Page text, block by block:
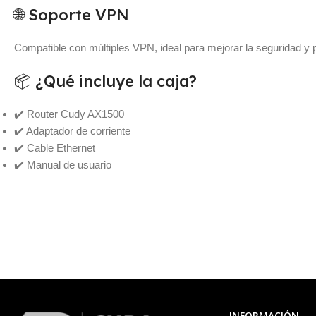
🌐 Soporte VPN
Compatible con múltiples VPN, ideal para mejorar la seguridad y
📦 ¿Qué incluye la caja?
✔️ Router Cudy AX1500
✔️ Adaptador de corriente
✔️ Cable Ethernet
✔️ Manual de usuario